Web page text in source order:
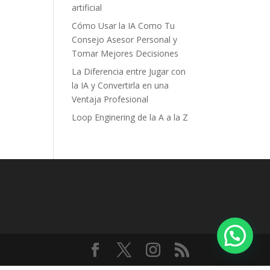
artificial
Cómo Usar la IA Como Tu
Consejo Asesor Personal y
Tomar Mejores Decisiones
La Diferencia entre Jugar con
la IA y Convertirla en una
Ventaja Profesional
Loop Enginering de la A a la Z